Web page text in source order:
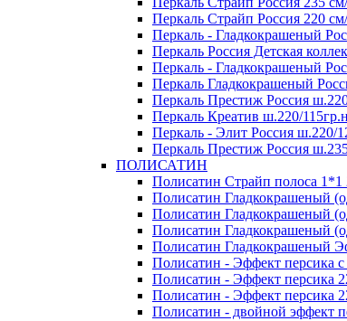
Перкаль Страйп Россия 220
Перкаль - Гладкокрашеный
Перкаль Россия Детская
Перкаль - Гладкокрашеный
Перкаль Гладкокрашеный
Перкаль Престиж Россия
Перкаль Креатив ш.220/
Перкаль - Элит Россия ш.220/
Перкаль Престиж Россия
ПОЛИСАТИН
Полисатин Страйп полоса
Полисатин Гладкокрашеный
Полисатин Гладкокрашеный
Полисатин Гладкокрашеный
Полисатин Гладкокрашеный
Полисатин - Эффект персика
Полисатин - Эффект
Полисатин - Эффект персика
Полисатин - двойной эффект